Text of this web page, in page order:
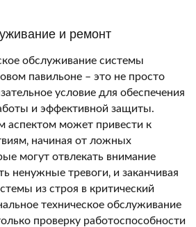
и ремонт
обслуживание системы
павильоне – это не просто
условие для обеспечения
и эффективной защиты.
аспектом может привести к
начиная от ложных
могут отвлекать внимание
ненужные тревоги‚ и заканчивая
из строя в критический
техническое обслуживание
проверку работоспособности